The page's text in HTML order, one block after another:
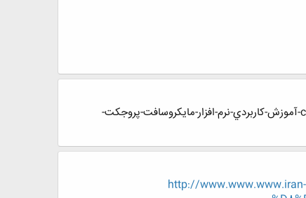
سلام خوبید، ببخش من کمک میخوام لطفا :confused:http://www.www.www.iran-eng.ir/showthread.php/113507-آموزش-كاربردي-نرم-افزار-مايكروسافت-پروجكت-
http://www.www.www.iran-